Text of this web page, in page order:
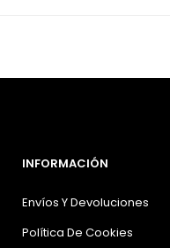
INFORMACIÓN
Envíos Y Devoluciones
Política De Cookies